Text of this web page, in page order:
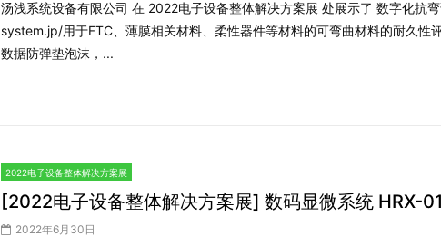
汤浅系统设备有限公司 在 2022电子设备整体解决方案展 处展示了 数字化抗
system.jp/用于FTC、薄膜相关材料、柔性器件等材料的可弯曲材料的耐久性
数据防弹垫泡沫，...
2022电子设备整体解决方案展
[2022电子设备整体解决方案展] 数码显微系统 HRX-
2022年6月30日